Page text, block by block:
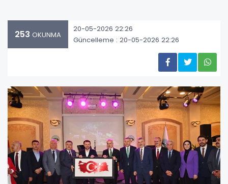
253 OKUNMA
20-05-2026 22:26
Güncelleme : 20-05-2026 22:26